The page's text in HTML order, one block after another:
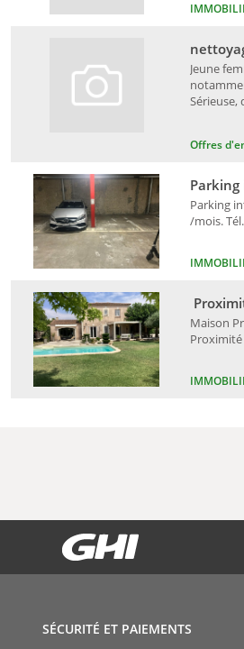
Offres
Jeune
Sérieuse,
Parking
/mois.
Maison
Proximité
SÉCURITÉ ET PAIEMENTS